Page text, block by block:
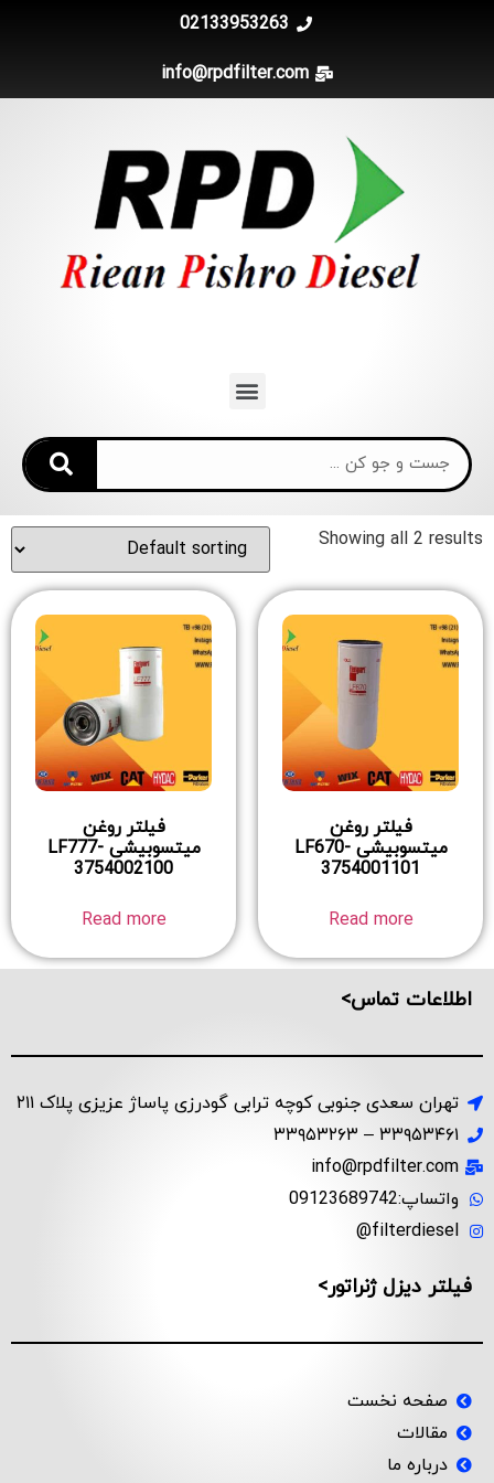
02133953263
info@rpdfilter.com
Showing all 2 results
فیلتر روغن
میتسوبیشی LF670-
3754001101
Read more
فیلتر روغن
میتسوبیشی LF777-
3754002100
Read more
اطلاعات تماس>
تهران سعدی جنوبی کوچه ترابی گودرزی پاساژ عزیزی پلاک ۲۱۱
۳۳۹۵۳۴۶۱ – ۳۳۹۵۳۲۶۳
info@rpdfilter.com
واتساپ:09123689742
filterdiesel@
فیلتر دیزل ژنراتور>
صفحه نخست
مقالات
درباره ما